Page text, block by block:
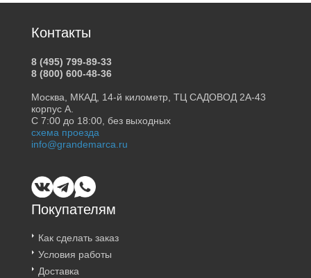
Покупателям
Как сделать заказ
Условия работы
Доставка
Контакты
8 (495) 799-89-33
8 (800) 600-48-36
Москва, МКАД, 14-й километр, ТЦ САДОВОД 2А-43
корпус А.
С 7:00 до 18:00, без выходных
схема проезда
info@grandemarca.ru